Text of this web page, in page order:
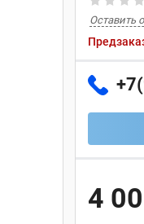
Оставить
4